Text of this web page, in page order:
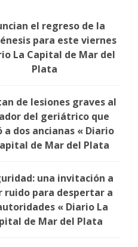
el regreso de la
para este viernes
La Capital de Mar del
Plata
de lesiones graves al
del geriátrico que
a dos ancianas « Diario
de Mar del Plata
una invitación a
ruido para despertar a
« Diario La
de Mar del Plata